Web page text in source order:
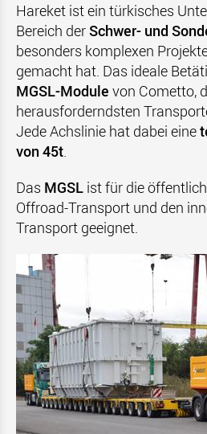
Hareket ist ein türkisches
Bereich derSchwer- und
besonders komplexen
gemacht hat. Das ideale
MGSL-Module von Cometto,
herausforderndsten
Jede Achslinie hat dabei eine
von 45t.
Das MGSL ist für die
Offroad-Transport und den
Transport geeignet.